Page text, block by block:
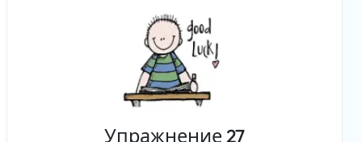
Упражнение 27